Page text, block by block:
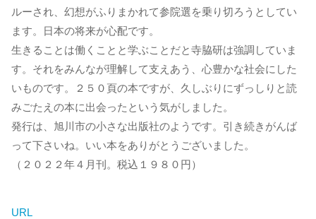
ルーされ、幻想がふりまかれて参院選を乗り切ろうとしてい
ます。日本の将来が心配です。
生きることは働くことと学ぶことだと寺脇研は強調していま
す。それをみんなが理解して支えあう、心豊かな社会にした
いものです。２５０頁の本ですが、久しぶりにずっしりと読
みごたえの本に出会ったという気がしました。
発行は、旭川市の小さな出版社のようです。引き続きがんば
って下さいね。いい本をありがとうございました。
（２０２２年４月刊。税込１９８０円）
URL